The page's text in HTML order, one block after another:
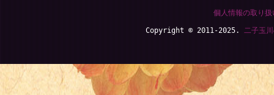
個人情報の取り
Copyright © 2011-2025.二子玉